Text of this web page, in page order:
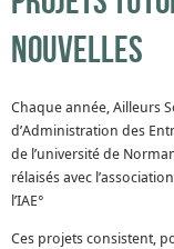
nouvelles
Chaque année, Ailleurs
d’Administration des
de l’université de
rélaisés avec
l’IAE°
Ces projets consistent,